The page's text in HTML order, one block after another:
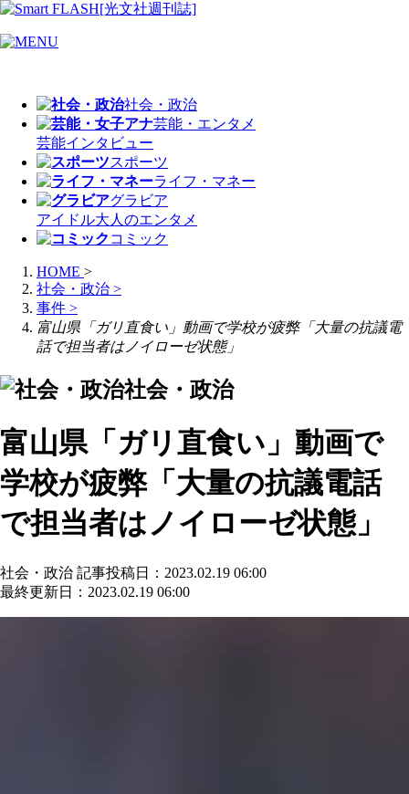
社会・政治
芸能・エンタメ
芸能インタビュー
スポーツ
ライフ・マネー
グラビア
アイドル大人のエンタメ
コミック
HOME >
社会・政治 >
事件 >
富山県「ガリ直食い」動画で学校が疲弊「大量の抗議電
話で担当者はノイローゼ状態」
社会・政治
富山県「ガリ直食い」動画で
学校が疲弊「大量の抗議電話
で担当者はノイローゼ状態」
社会・政治 記事投稿日：2023.02.19 06:00
最終更新日：2023.02.19 06:00